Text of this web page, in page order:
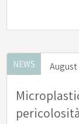
NEWS
pericolosità